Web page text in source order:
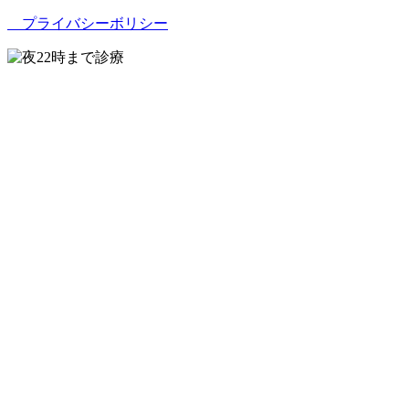
プライバシーボリシー